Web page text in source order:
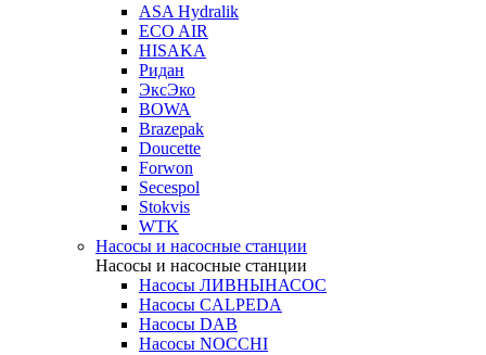
ASA Hydralik
ECO AIR
HISAKA
Ридан
ЭксЭко
BOWA
Brazepak
Doucette
Forwon
Secespol
Stokvis
WTK
Насосы и насосные станции
Насосы и насосные станции
Насосы ЛИВНЫНАСОС
Насосы CALPEDA
Насосы DAB
Насосы NOCCHI